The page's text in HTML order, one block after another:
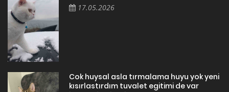
17.05.2026
Cok huysal asla tırmalama huyu yok yeni
kısırlastırdım tuvalet egitimi de var